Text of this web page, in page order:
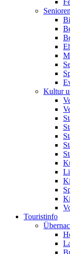
Senioren
Kultur
Touristinfo